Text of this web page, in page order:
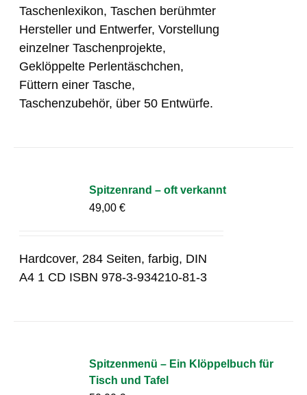
Taschenlexikon, Taschen berühmter
Hersteller und Entwerfer, Vorstellung
einzelner Taschenprojekte,
Geklöppelte Perlentäschchen,
Füttern einer Tasche,
Taschenzubehör, über 50 Entwürfe.
Spitzenrand – oft verkannt
49,00€
Hardcover, 284 Seiten, farbig, DIN
A4 1 CD ISBN 978-3-934210-81-3
Spitzenmenü – Ein Klöppelbuch für
Tisch und Tafel